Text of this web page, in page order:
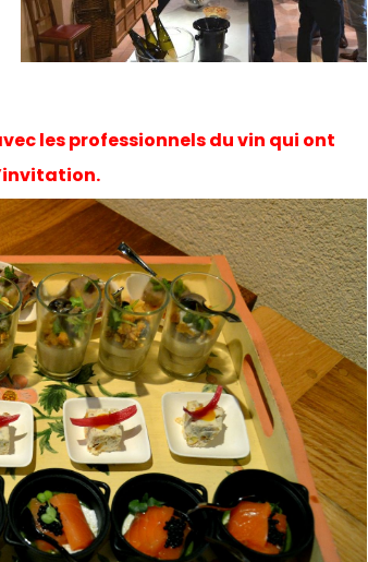
les professionnels du vin qui ont